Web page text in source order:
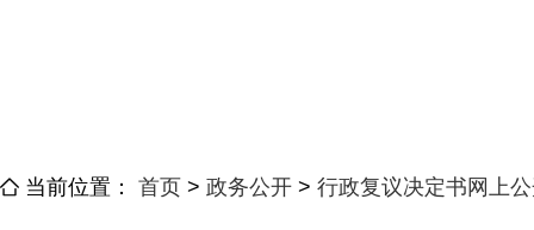
当前位置： 首页 > 政务公开 > 行政复议决定书网上